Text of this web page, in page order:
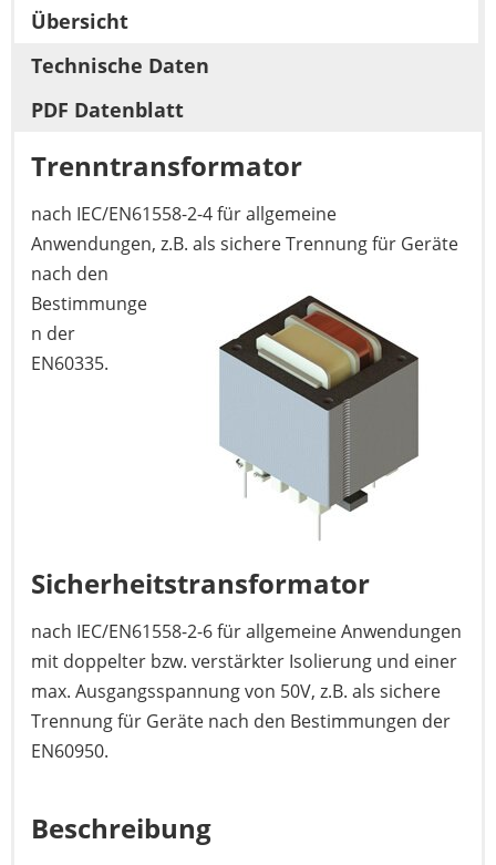
Übersicht
Technische Daten
PDF Datenblatt
Trenntransformator
nach IEC/EN61558-2-4 für allgemeine
Anwendungen, z.B. als sichere Trennung für Geräte
nach den
Bestimmunge
n der
EN60335.
Sicherheitstransformator
nach IEC/EN61558-2-6 für allgemeine Anwendungen
mit doppelter bzw. verstärkter Isolierung und einer
max. Ausgangsspannung von 50V, z.B. als sichere
Trennung für Geräte nach den Bestimmungen der
EN60950.
Beschreibung